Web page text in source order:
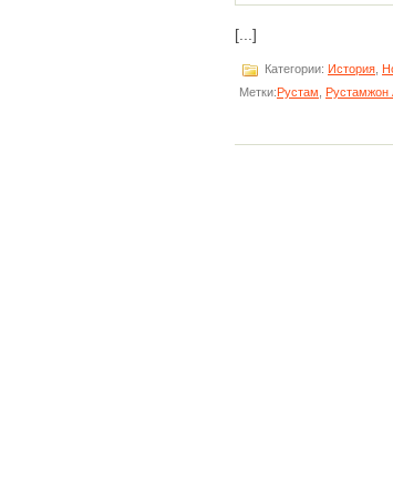
[...]
Категории: История
Метки:Рустам Рустамжон